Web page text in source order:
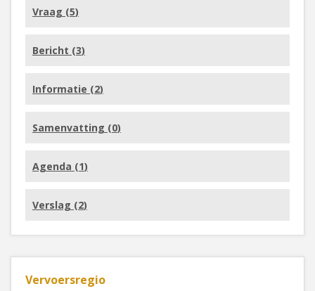
Vraag (5)
Bericht (3)
Informatie (2)
Samenvatting (0)
Agenda (1)
Verslag (2)
Vervoersregio